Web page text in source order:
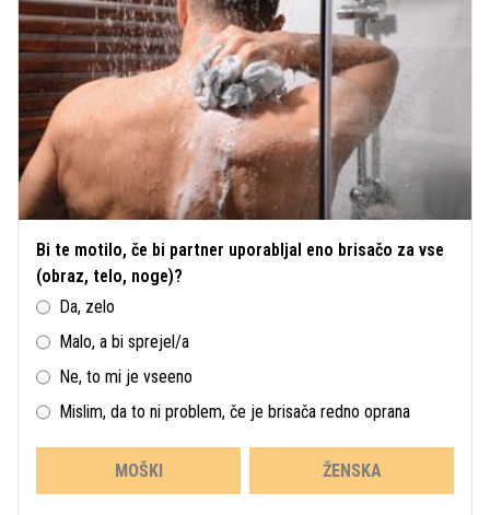
Bi te motilo, če bi partner uporabljal eno brisačo za vse
(obraz, telo, noge)?
Da, zelo
Malo, a bi sprejel/a
Ne, to mi je vseeno
Mislim, da to ni problem, če je brisača redno oprana
MOŠKI ŽENSKA